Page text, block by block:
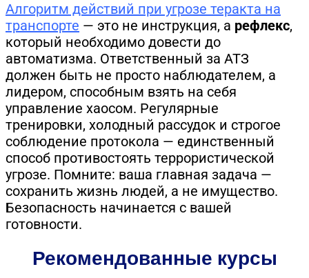
Алгоритм действий при угрозе теракта на
транспорте — это не инструкция, а рефлекс,
который необходимо довести до
автоматизма. Ответственный за АТЗ
должен быть не просто наблюдателем, а
лидером, способным взять на себя
управление хаосом. Регулярные
тренировки, холодный рассудок и строгое
соблюдение протокола — единственный
способ противостоять террористической
угрозе. Помните: ваша главная задача —
сохранить жизнь людей, а не имущество.
Безопасность начинается с вашей
готовности.
Рекомендованные курсы